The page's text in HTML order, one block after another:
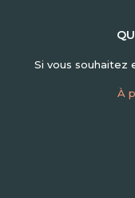
Si vous souhaitez
À